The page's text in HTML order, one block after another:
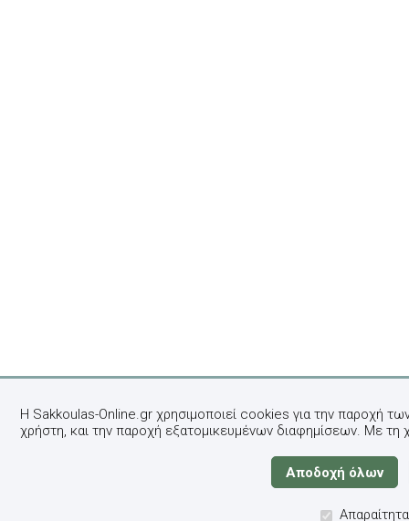
Η Sakkoulas-Online.gr χρησιμοποιεί cookies για την παροχή
χρήστη, και την παροχή εξατομικευμένων διαφημίσεων. Με